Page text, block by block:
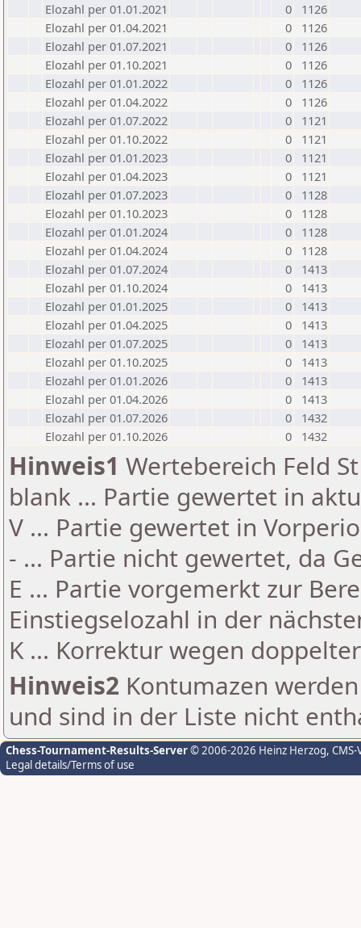
Elozahl per 01.01.2021
0
1126
Elozahl per 01.04.2021
0
1126
Elozahl per 01.07.2021
0
1126
Elozahl per 01.10.2021
0
1126
Elozahl per 01.01.2022
0
1126
Elozahl per 01.04.2022
0
1126
Elozahl per 01.07.2022
0
1121
Elozahl per 01.10.2022
0
1121
Elozahl per 01.01.2023
0
1121
Elozahl per 01.04.2023
0
1121
Elozahl per 01.07.2023
0
1128
Elozahl per 01.10.2023
0
1128
Elozahl per 01.01.2024
0
1128
Elozahl per 01.04.2024
0
1128
Elozahl per 01.07.2024
0
1413
Elozahl per 01.10.2024
0
1413
Elozahl per 01.01.2025
0
1413
Elozahl per 01.04.2025
0
1413
Elozahl per 01.07.2025
0
1413
Elozahl per 01.10.2025
0
1413
Elozahl per 01.01.2026
0
1413
Elozahl per 01.04.2026
0
1413
Elozahl per 01.07.2026
0
1432
Elozahl per 01.10.2026
0 1432
Hinweis1 Wertebereich Feld
blank ... Partie gewertet in
V ... Partie gewertet in
- ... Partie nicht gewertet, da
E ... Partie vorgemerkt zur
Einstiegselozahl in der
K ... Korrektur wegen
Hinweis2 Kontumazen
und sind in der Liste nicht
Chess-Tournament-Results-Server© 2006-2026 Heinz Herzog,
Legal details/Terms of use